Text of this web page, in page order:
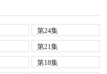
第24集
第21集
第18集